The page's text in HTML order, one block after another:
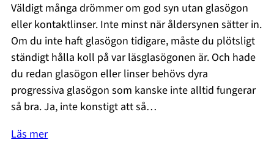
Väldigt många drömmer om god syn utan glasögon
eller kontaktlinser. Inte minst när åldersynen sätter in.
Om du inte haft glasögon tidigare, måste du plötsligt
ständigt hålla koll på var läsglasögonen är. Och hade
du redan glasögon eller linser behövs dyra
progressiva glasögon som kanske inte alltid fungerar
så bra. Ja, inte konstigt att så…
Läs mer